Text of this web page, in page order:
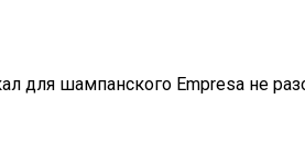
для шампанского Empresa не